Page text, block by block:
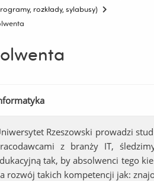
rozkłady, sylabusy)
Rzeszowski prowadzi
z branży IT,
tak, by absolwenci tego
rozwój takich kompetencji jak: